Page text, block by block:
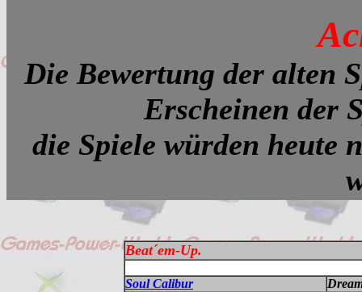
Die Bewertung der alten
Erscheinen der
die Spiele würden heute
Beat´em-Up.
Soul Calibur